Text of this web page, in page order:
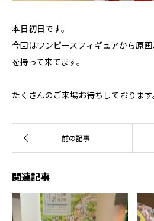
本日初日です。
今回はワンピースフィギュアから原
を持って来てます。
たくさんのご来場お待ちしております
関連記事